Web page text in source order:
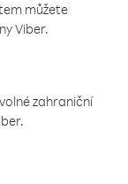
můžete
Viber.
zahraniční